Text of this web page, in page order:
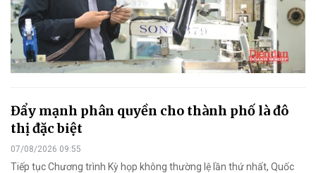
Đẩy mạnh phân quyền cho thành phố là đô
thị đặc biệt
07/08/2026 09:55
Tiếp tục Chương trình Kỳ họp không thường lệ lần thứ nhất, Quốc